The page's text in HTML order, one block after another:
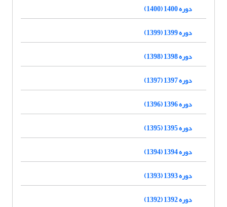
دوره 1400 (1400)
دوره 1399 (1399)
دوره 1398 (1398)
دوره 1397 (1397)
دوره 1396 (1396)
دوره 1395 (1395)
دوره 1394 (1394)
دوره 1393 (1393)
دوره 1392 (1392)